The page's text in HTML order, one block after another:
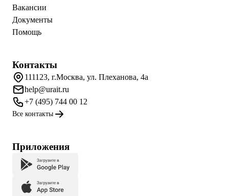
Вакансии
Документы
Помощь
Контакты
111123, г.Москва, ул. Плеханова, 4а
help@urait.ru
+7 (495) 744 00 12
Все контакты
Приложения